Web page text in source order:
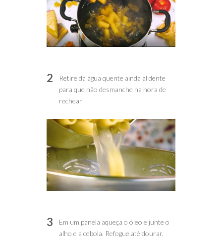
2
Retire da água quente ainda al dente
para que não desmanche na hora de
rechear
3
Em um panela aqueça o óleo e junte o
alho e a cebola. Refogue até dourar.